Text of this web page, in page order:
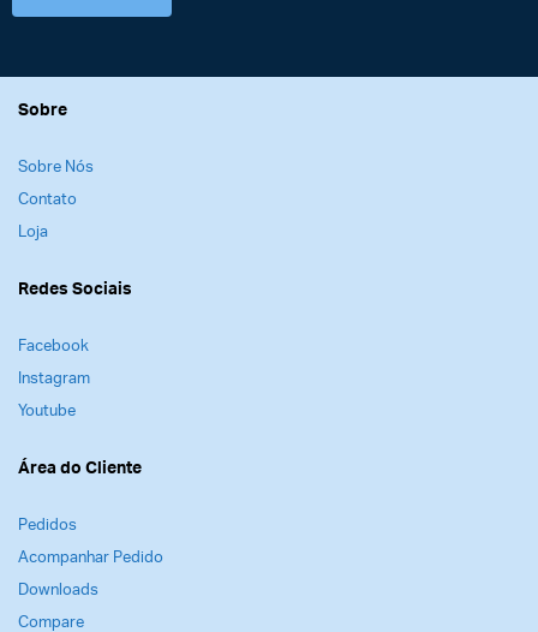
Sobre
Sobre Nós
Contato
Loja
Redes Sociais
Facebook
Instagram
Youtube
Área do Cliente
Pedidos
Acompanhar Pedido
Downloads
Compare